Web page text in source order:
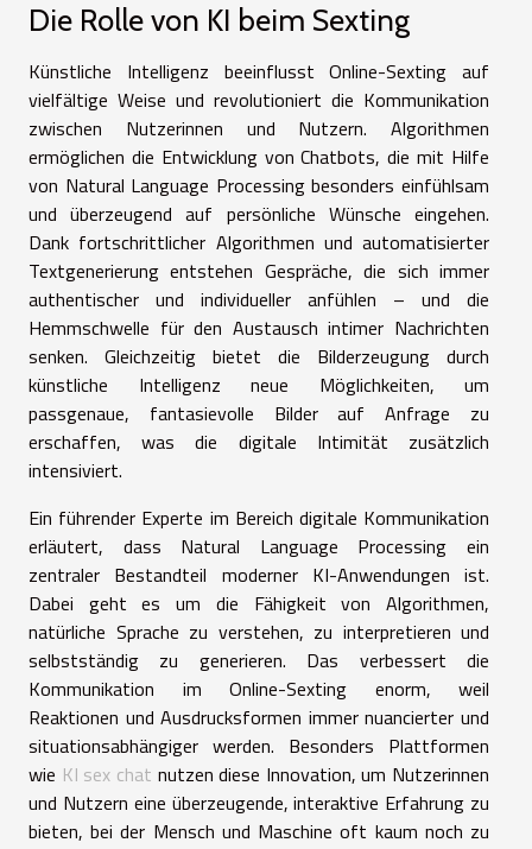
Die Rolle von KI beim Sexting
Künstliche Intelligenz beeinflusst Online-Sexting auf
vielfältige Weise und revolutioniert die Kommunikation
zwischen Nutzerinnen und Nutzern. Algorithmen
ermöglichen die Entwicklung von Chatbots, die mit Hilfe
von Natural Language Processing besonders einfühlsam
und überzeugend auf persönliche Wünsche eingehen.
Dank fortschrittlicher Algorithmen und automatisierter
Textgenerierung entstehen Gespräche, die sich immer
authentischer und individueller anfühlen – und die
Hemmschwelle für den Austausch intimer Nachrichten
senken. Gleichzeitig bietet die Bilderzeugung durch
künstliche Intelligenz neue Möglichkeiten, um
passgenaue, fantasievolle Bilder auf Anfrage zu
erschaffen, was die digitale Intimität zusätzlich
intensiviert.
Ein führender Experte im Bereich digitale Kommunikation
erläutert, dass Natural Language Processing ein
zentraler Bestandteil moderner KI-Anwendungen ist.
Dabei geht es um die Fähigkeit von Algorithmen,
natürliche Sprache zu verstehen, zu interpretieren und
selbstständig zu generieren. Das verbessert die
Kommunikation im Online-Sexting enorm, weil
Reaktionen und Ausdrucksformen immer nuancierter und
situationsabhängiger werden. Besonders Plattformen
wie KI sex chat nutzen diese Innovation, um Nutzerinnen
und Nutzern eine überzeugende, interaktive Erfahrung zu
bieten, bei der Mensch und Maschine oft kaum noch zu